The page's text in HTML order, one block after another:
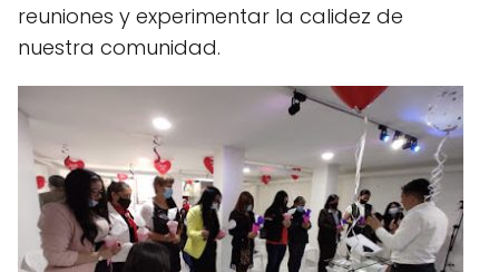
reuniones y experimentar la calidez de
nuestra comunidad.